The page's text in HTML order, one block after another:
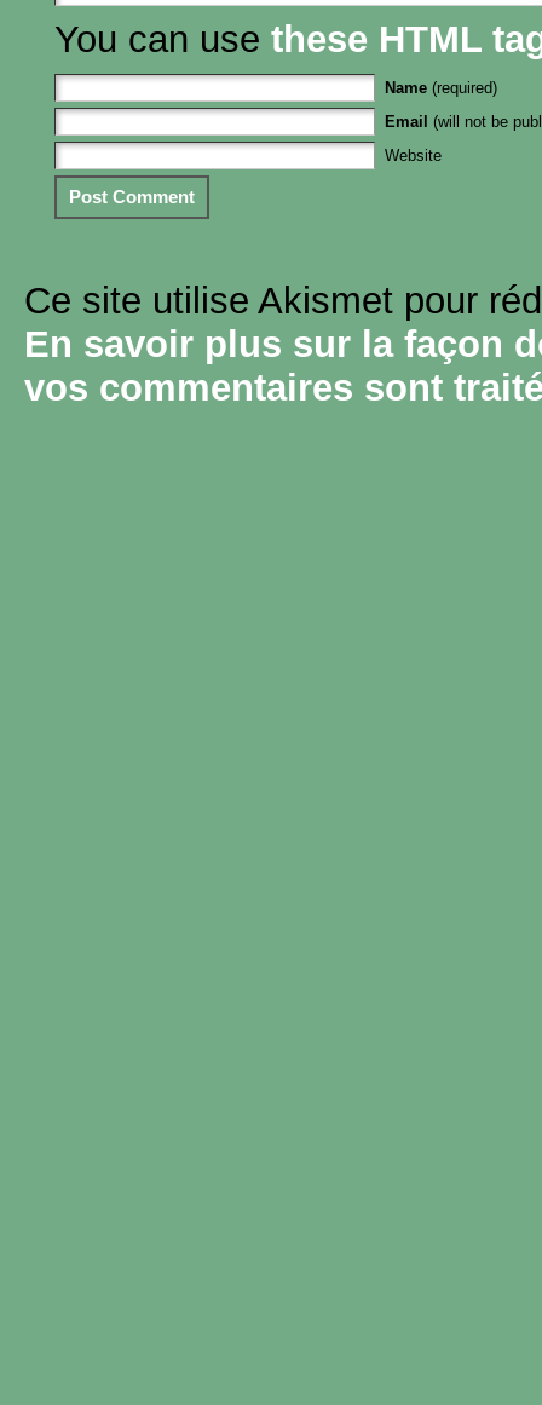
You can use these HTML
Name (required)
Email (will not be
Website
Ce site utilise Akismet pour
En savoir plus sur la façon
vos commentaires sont